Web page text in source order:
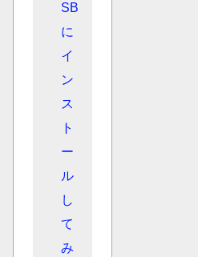
SB
に
イ
ン
ス
ト
ー
ル
し
て
み